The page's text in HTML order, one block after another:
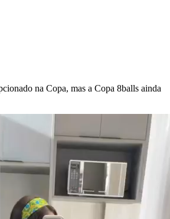
na Copa, mas a Copa 8balls ainda